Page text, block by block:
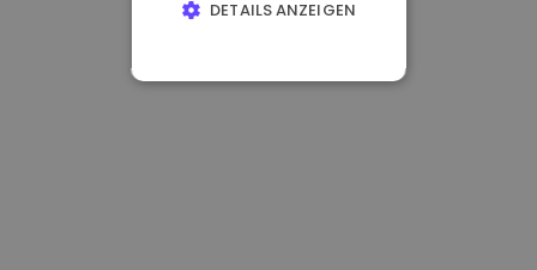
DETAILS ANZEIGEN